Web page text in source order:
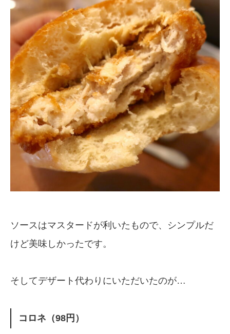
ソースはマスタードが利いたもので、シンプルだ
けど美味しかったです。
そしてデザート代わりにいただいたのが…
コロネ（98円）